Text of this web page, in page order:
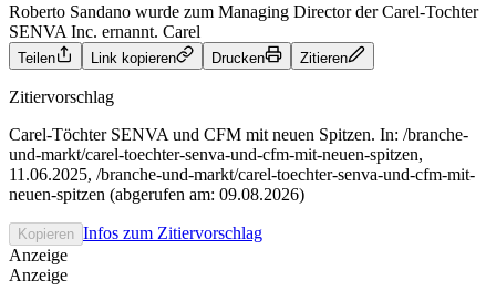
Roberto Sandano wurde zum Managing Director der Carel-Tochter
SENVA Inc. ernannt. Carel
Teilen Link kopieren Drucken Zitieren
Zitiervorschlag
Carel-Töchter SENVA und CFM mit neuen Spitzen. In: /branche-
und-markt/carel-toechter-senva-und-cfm-mit-neuen-spitzen,
11.06.2025, /branche-und-markt/carel-toechter-senva-und-cfm-mit-
neuen-spitzen (abgerufen am: 09.08.2026)
Kopieren Infos zum Zitiervorschlag
Anzeige
Anzeige